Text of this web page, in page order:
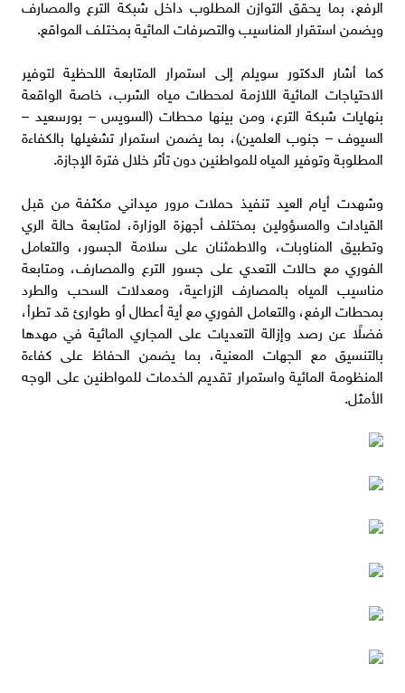
الرفع، بما يحقق التوازن المطلوب داخل شبكة الترع والمصارف
ويضمن استقرار المناسيب والتصرفات المائية بمختلف المواقع.
كما أشار الدكتور سويلم إلى استمرار المتابعة اللحظية لتوفير
الاحتياجات المائية اللازمة لمحطات مياه الشرب، خاصة الواقعة
بنهايات شبكة الترع، ومن بينها محطات (السويس – بورسعيد –
السيوف – جنوب العلمين)، بما يضمن استمرار تشغيلها بالكفاءة
المطلوبة وتوفير المياه للمواطنين دون تأثر خلال فترة الإجازة.
وشهدت أيام العيد تنفيذ حملات مرور ميداني مكثفة من قبل
القيادات والمسؤولين بمختلف أجهزة الوزارة، لمتابعة حالة الري
وتطبيق المناوبات، والاطمئنان على سلامة الجسور، والتعامل
الفوري مع حالات التعدي على جسور الترع والمصارف، ومتابعة
مناسيب المياه بالمصارف الزراعية، ومعدلات السحب والطرد
بمحطات الرفع، والتعامل الفوري مع أية أعطال أو طوارئ قد تطرأ،
فضلًا عن رصد وإزالة التعديات على المجاري المائية في مهدها
بالتنسيق مع الجهات المعنية، بما يضمن الحفاظ على كفاءة
المنظومة المائية واستمرار تقديم الخدمات للمواطنين على الوجه
الأمثل.